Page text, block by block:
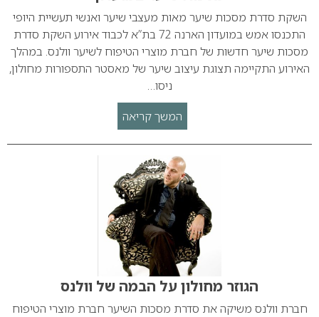
השקת סדרת מסכות שיער מאות מעצבי שיער ואנשי תעשיית היופי
התכנסו אמש במועדון הארנה 72 בת”א לכבוד אירוע השקת סדרת
מסכות שיער חדשות של חברת מוצרי הטיפוח לשיער וולנס. במהלך
האירוע התקיימה תצוגת עיצוב שיער של מאסטר התספורות מחולון,
ניסו…
המשך קריאה
הגוזר מחולון על הבמה של וולנס
חברת וולנס משיקה את סדרת מסכות השיער חברת מוצרי הטיפוח